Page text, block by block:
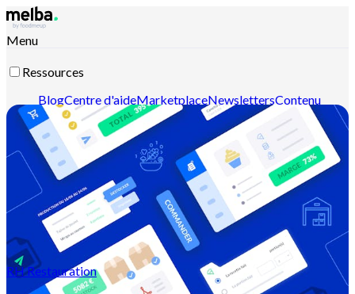
Menu
Ressources
BlogCentre d'aideMarketplaceNewslettersContenu
intelligentDocumentation APIDocumentation MCP
Contactez-nousDécouvrir melba
RH Restauration